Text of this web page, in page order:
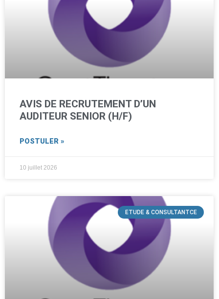
AVIS DE RECRUTEMENT D’UN
AUDITEUR SENIOR (H/F)
POSTULER »
10 juillet 2026
ETUDE & CONSULTANTCE